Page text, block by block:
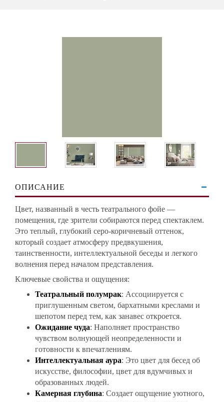
ОПИСАНИЕ
Цвет, названный в честь театрального фойе —
помещения, где зрители собираются перед спектаклем.
Это теплый, глубокий серо-коричневый оттенок,
который создает атмосферу предвкушения,
таинственности, интеллектуальной беседы и легкого
волнения перед началом представления.
Ключевые свойства и ощущения:
Театральный полумрак: Ассоциируется с
приглушенным светом, бархатными креслами и
шепотом перед тем, как занавес откроется.
Ожидание чуда: Наполняет пространство
чувством волнующей неопределенности и
готовности к впечатлениям.
Интеллектуальная аура: Это цвет для бесед об
искусстве, философии, цвет для вдумчивых и
образованных людей.
Камерная глубина: Создает ощущение уютного,